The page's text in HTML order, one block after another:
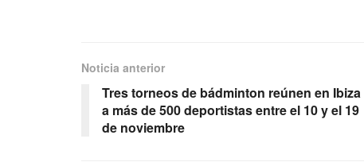
Noticia anterior
Tres torneos de bádminton reúnen en Ibiza
a más de 500 deportistas entre el 10 y el 19
de noviembre